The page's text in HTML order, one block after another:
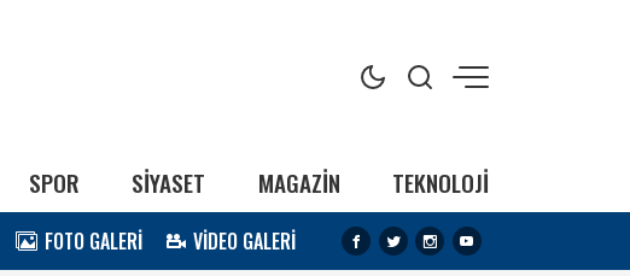
SPOR SİYASET MAGAZİN TEKNOLOJİ
FOTO GALERİ VİDEO GALERİ